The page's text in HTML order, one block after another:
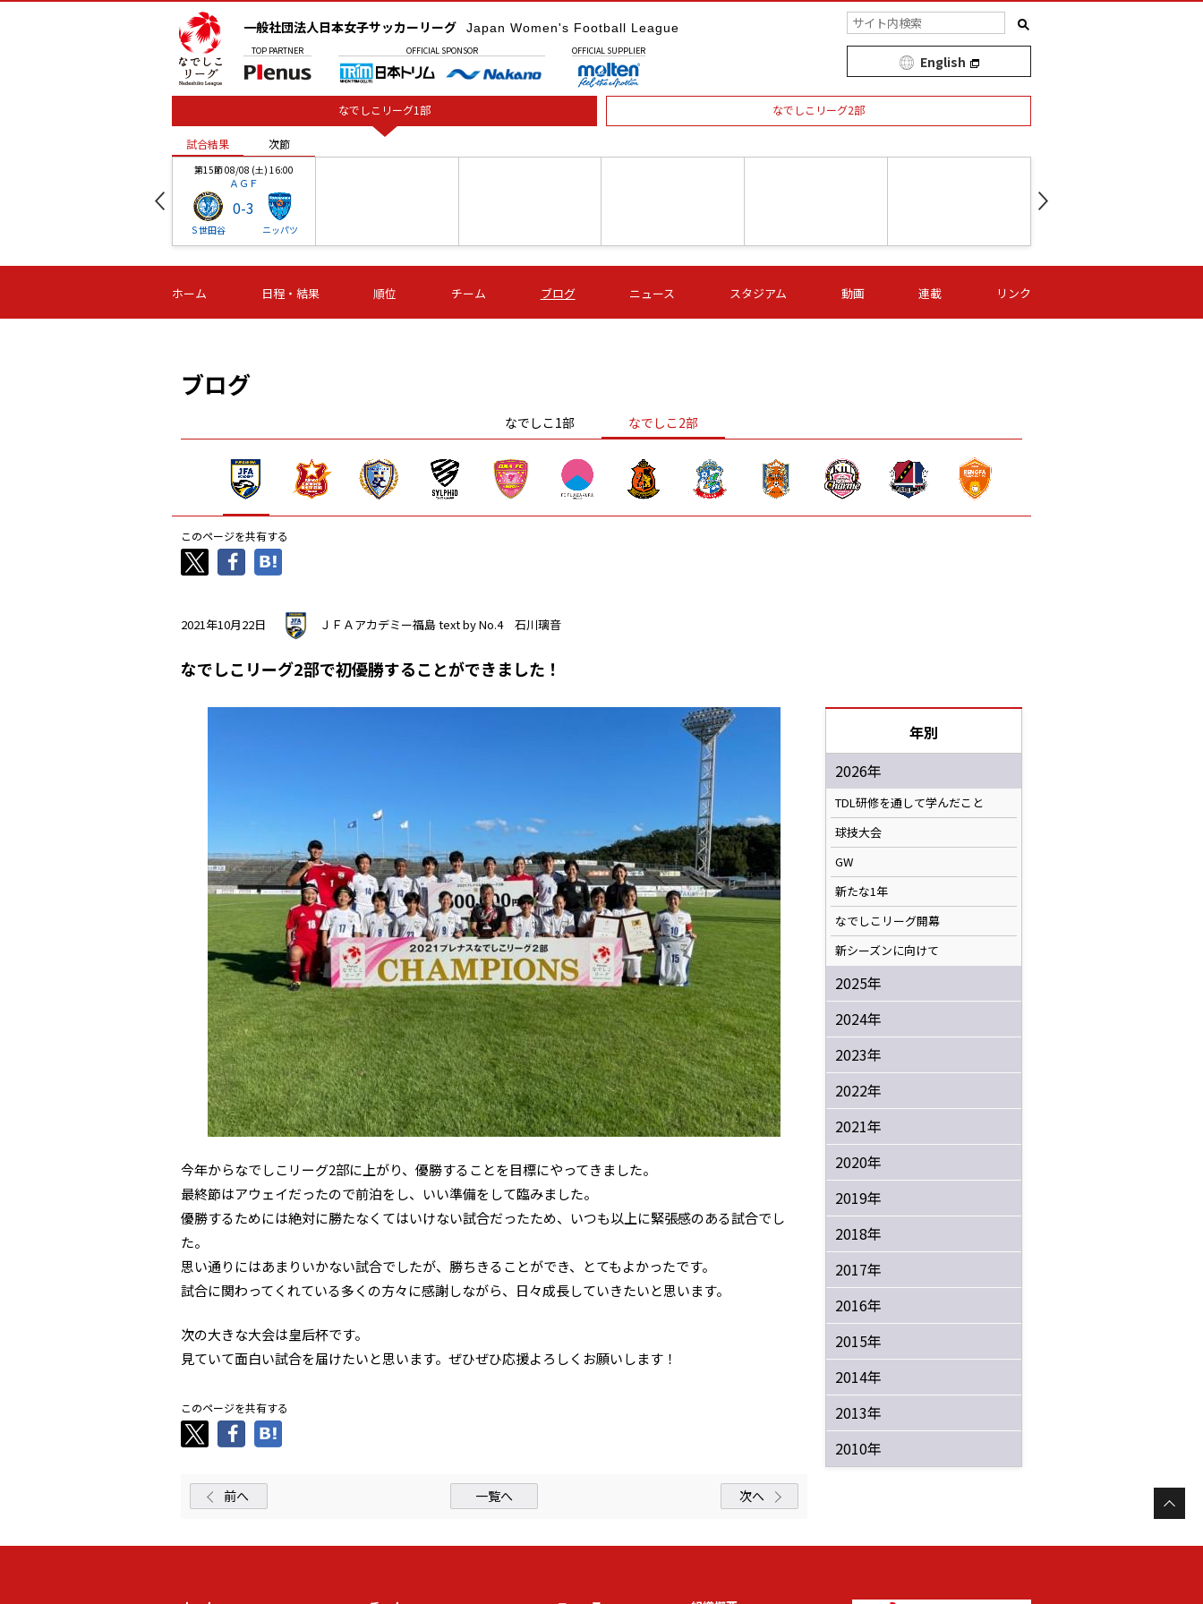
一般社団法人日本女子サッカーリーグ Japan Women's Football League
TOP PARTNER OFFICIAL SPONSOR OFFICIAL SUPPLIER
English
なでしこリーグ1部 なでしこリーグ2部
試合結果 次節
第15節 08/08 (土) 16:00
ＡＧＦ
Ｓ世田谷
0-3
ニッパツ
-
第16節 09/05 (土) 15:00
ニッパツ
-
第16節 09/05 (土) 15:00
石人の星
-
第16節 09/05 (土) 16:00
ＡＧＦ
-
いちご
-
第16節 09/06 (日) 15:00
-
第16節 09/06 (日) 15:00
- -
試合結果 次節
ホーム 日程・結果 順位 チーム ブログ ニュース スタジアム 動画 連載 リンク
ブログ
なでしこ1部 なでしこ2部
このページを共有する
2021年10月22日 ＪＦＡアカデミー福島text by No.4 石川璃音
なでしこリーグ2部で初優勝することができました！
今年からなでしこリーグ2部に上がり、優勝することを目標にやってきました。
最終節はアウェイだったので前泊をし、いい準備をして臨みました。
優勝するためには絶対に勝たなくてはいけない試合だったため、いつも以上に緊張感のある試合でし
た。
思い通りにはあまりいかない試合でしたが、勝ちきることができ、とてもよかったです。
試合に関わってくれている多くの方々に感謝しながら、日々成長していきたいと思います。
次の大きな大会は皇后杯です。
見ていて面白い試合を届けたいと思います。ぜひぜひ応援よろしくお願いします！
このページを共有する
前へ 一覧へ 次へ
年別
2026年
TDL研修を通して学んだこと
球技大会
GW
新たな1年
なでしこリーグ開幕
新シーズンに向けて
2025年
2024年
2023年
2022年
2021年
2020年
2019年
2018年
2017年
2016年
2015年
2014年
2013年
2010年